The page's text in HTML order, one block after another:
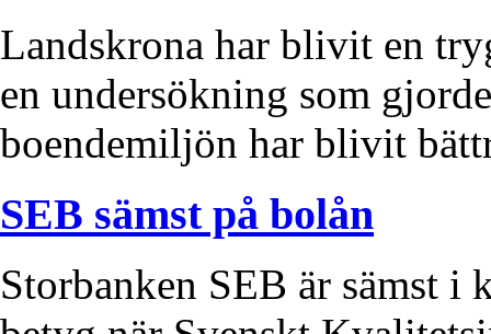
Landskrona har blivit en
en undersökning som
boendemiljön har blivit
SEB sämst på bolån
Storbanken SEB är sämst i